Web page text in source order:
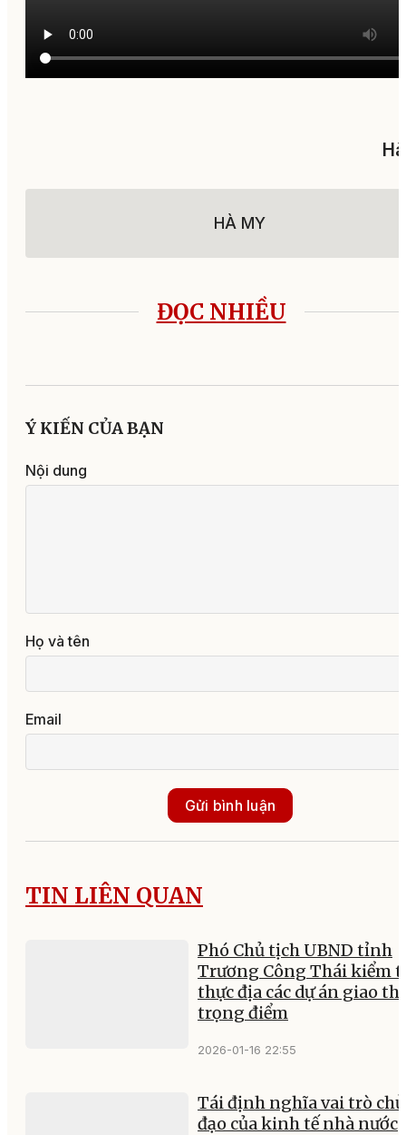
HÀ MY
ĐỌC NHIỀU
Ý KIẾN CỦA BẠN
Nội dung
Họ và tên
Email
Gửi bình luận
TIN LIÊN QUAN
Phó Chủ tịch UBND tỉnh
Trương Công Thái kiểm
thực địa các dự án giao
trọng điểm
2026-01-16 22:55
Tái định nghĩa vai trò chủ
đạo của kinh tế nhà nước